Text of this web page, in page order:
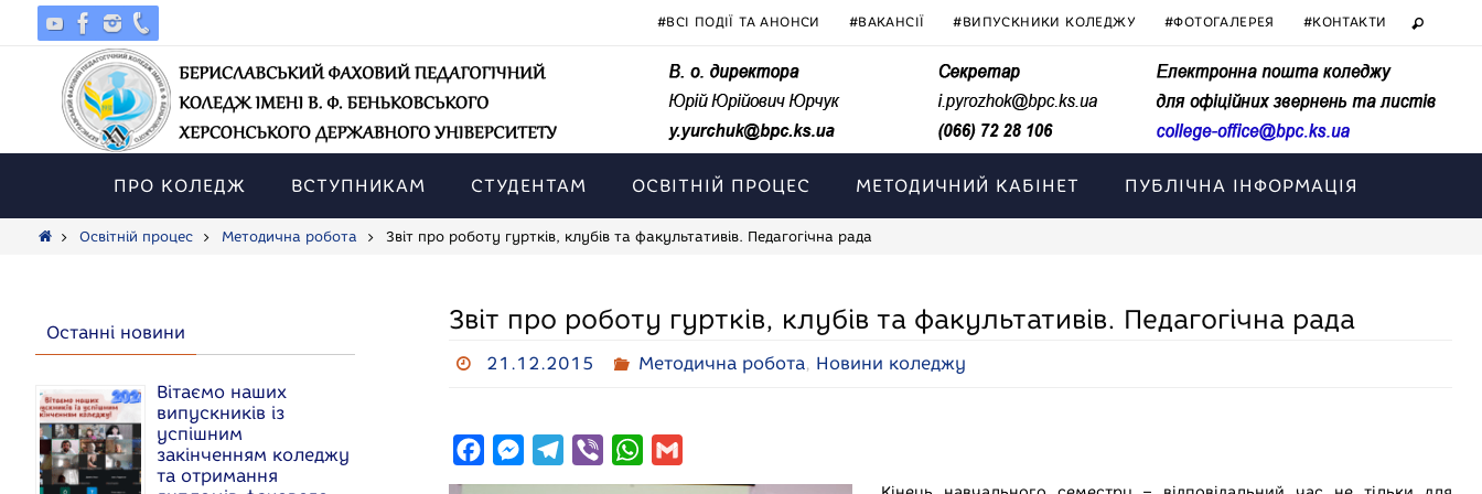
#ВСІ ПОДІЇ ТА АНОНСИ #ВАКАНСІЇ #ВИПУСКНИКИ КОЛЕДЖУ #ФОТОГАЛЕРЕЯ #КОНТАКТИ
ПРО КОЛЕДЖ ВСТУПНИКАМ СТУДЕНТАМ ОСВІТНІЙ ПРОЦЕС МЕТОДИЧНИЙ КАБІНЕТ ПУБЛІЧНА ІНФОРМАЦІЯ
HomeОсвітній процес Методична робота Звіт про роботу гуртків, клубів та факультативів. Педагогічна рада
Звіт про роботу гуртків, клубів та факультативів. Педагогічна рада
21.12.2015 Методична робота, Новини коледжу
a
M
e
e
i
W
h
m
Останні новини
Вітаємо наших
випускників із
успішним
закінченням коледжу
та отримання